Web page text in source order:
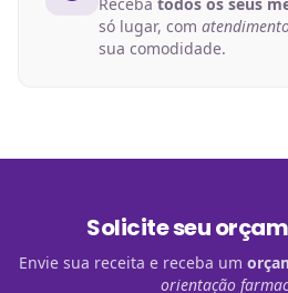
só lugar, com
sua comodidade.
Solicite seu
Envie sua receita e receba um
orientação